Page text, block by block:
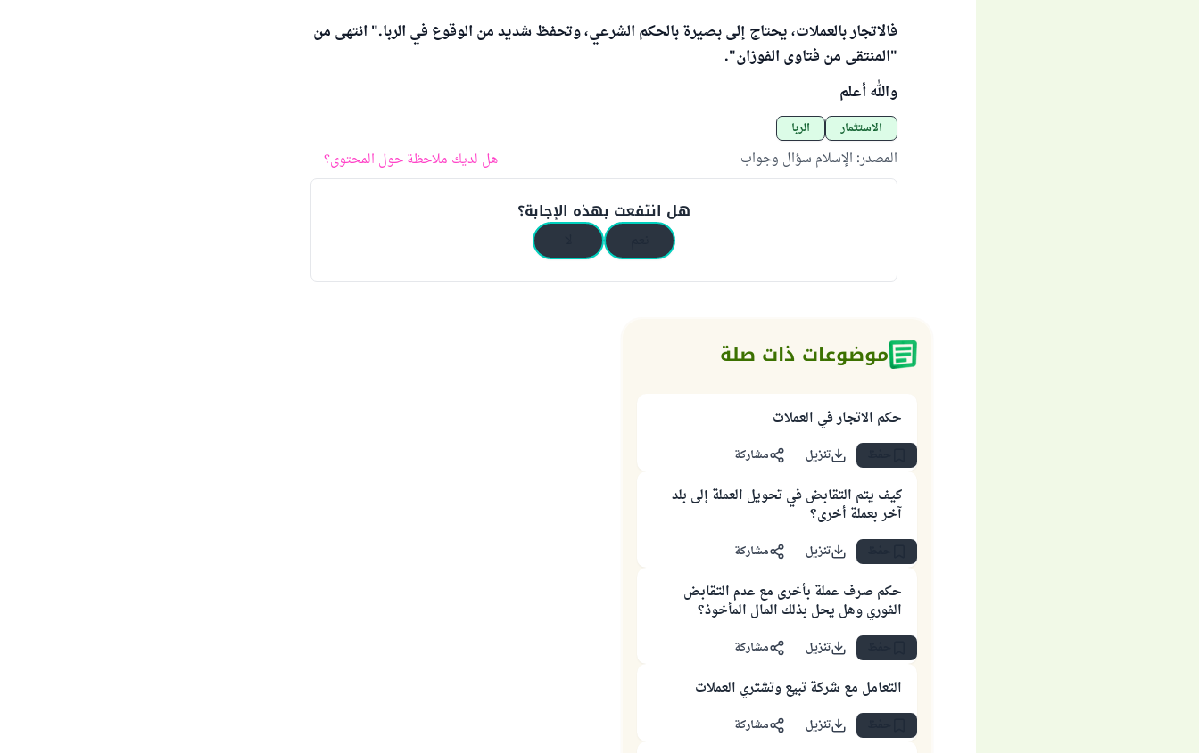
فالاتجار بالعملات، يحتاج إلى بصيرة بالحكم الشرعي، وتحفظ شديد من الوقوع في الربا." انتهى من
"المنتقى من فتاوى الفوزان".
والله أعلم
الاستثمار الربا
المصدر: الإسلام سؤال وجواب هل لديك ملاحظة حول المحتوى؟
هل انتفعت بهذه الإجابة؟
موضوعات ذات صلة
حكم الاتجار في العملات
تنزيل مشاركة
كيف يتم التقابض في تحويل العملة إلى بلد
آخر بعملة أخرى؟
تنزيل مشاركة
حكم صرف عملة بأخرى مع عدم التقابض
الفوري وهل يحل بذلك المال المأخوذ؟
تنزيل مشاركة
التعامل مع شركة تبيع وتشتري العملات
تنزيل مشاركة